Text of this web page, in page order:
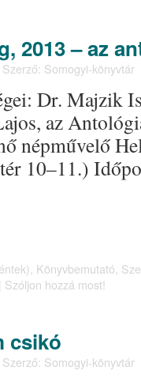
2013 – az
Szerző: Somogyi-könyvtár
Dr. Majzik
az
népművelő
10–11.)
, Könyvbemutató,
Szóljon hozzá most!
csikó
Szerző: Somogyi-könyvtár